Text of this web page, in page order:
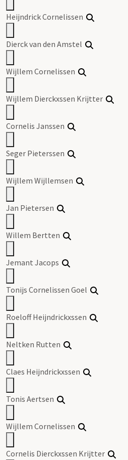
Heijndrick Cornelissen
Dierck van den Amstel
Wijllem Cornelissen
Wijllem Dierckxssen Krijtter
Cornelis Janssen
Seger Pieterssen
Wijllem Wijllemsen
Jan Pietersen
Willem Bertten
Jemant Jacops
Tonijs Cornelissen Goel
Roeloff Heijndrickxssen
Neltken Rutten
Claes Heijndrickxssen
Tonis Aertsen
Wijllem Cornelissen
Cornelis Dierckxssen Krijtter